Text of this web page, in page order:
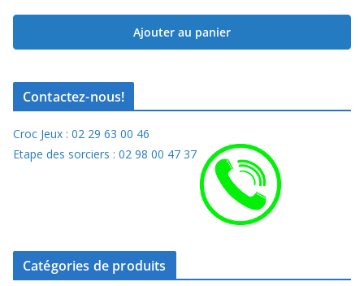
Ajouter au panier
Contactez-nous!
Croc Jeux : 02 29 63 00 46
Etape des sorciers : 02 98 00 47 37
Catégories de produits